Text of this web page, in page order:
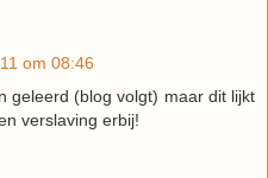
om 08:46
geleerd (blog volgt) maar dit lijkt
verslaving erbij!